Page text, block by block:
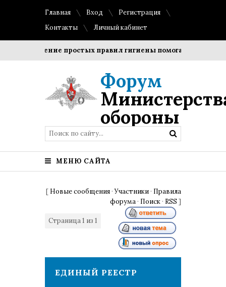
Главная Вход
Регистрация
Контакты
Личный кабинет
Соблюдение простых правил гигиены помогает
Форум
обороны
МЕНЮ САЙТА
[ Новые сообщения ·Участники · Правила
форума · Поиск · RSS ]
Страница1 из 1
ЕДИНЫЙ РЕЕСТР